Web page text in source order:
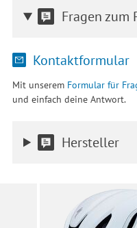
Fragen zum
Kontaktformular
Mit unserem Formular für
und einfach deine Antwort.
Hersteller